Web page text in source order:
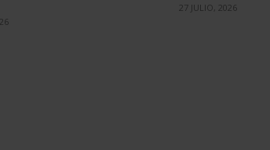
27 JULIO, 2026